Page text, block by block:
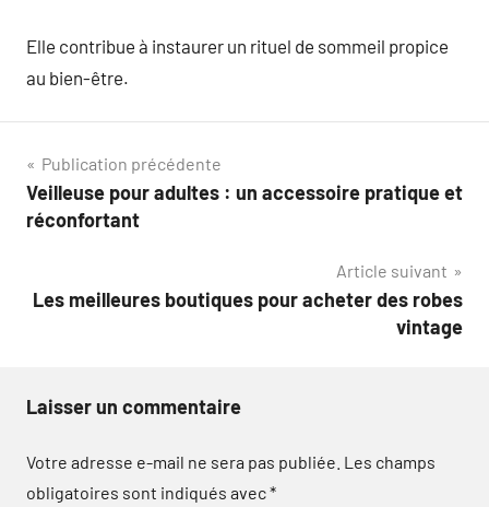
Elle contribue à instaurer un rituel de sommeil propice
au bien-être.
Navigation
de
Publication précédente
Veilleuse pour adultes : un accessoire pratique et
réconfortant
Article suivant
Les meilleures boutiques pour acheter des robes
vintage
Laisser un commentaire
Votre adresse e-mail ne sera pas publiée. Les champs
obligatoires sont indiqués avec*